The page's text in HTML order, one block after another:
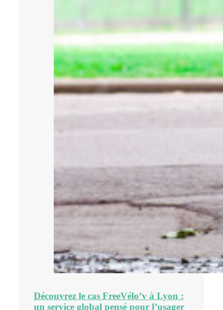
Découvrez le cas FreeVélo’v à Lyon :
un service global pensé pour l’usager